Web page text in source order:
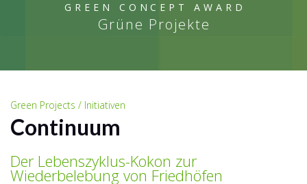
GREEN CONCEPT AWARD
Grüne Projekte
Green Projects / Initiativen
Continuum
Der Lebenszyklus-Kokon zur
Wiederbelebung von Friedhöfen